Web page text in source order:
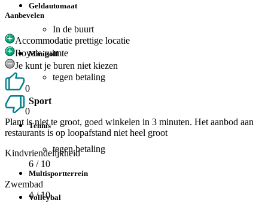
Geldautomaat
In de buurt
Minigolf
tegen betaling
Sport
Tennis
tegen betaling
Multisportterrein
Volleybal
Aanbevelen
Accommodatie prettige locatie
Royale ruimte
Je kunt je buren niet kiezen
0
0
Plant is niet te groot, goed winkelen in 3 minuten. Het aanbod aan
restaurants is op loopafstand niet heel groot
Kindvriendelijkheid
6 / 10
Zwembad
4/ 10